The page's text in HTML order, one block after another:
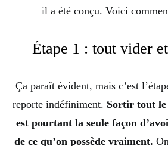
il a été conçu. Voici
Étape 1 : tout vider
Ça paraît évident, mais c’est
reporte indéfiniment. Sortir tout le
est pourtant la seule façon
de ce qu’on possède vraiment.